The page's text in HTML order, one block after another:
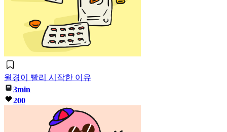
월경이 빨리 시작한 이유
3min
200